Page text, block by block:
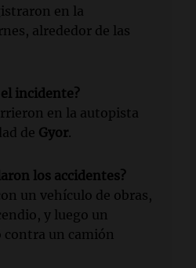
en la
alrededor de las
incidente?
en la autopista
de Gyor.
los accidentes?
un vehículo de obras,
y luego un
contra un camión